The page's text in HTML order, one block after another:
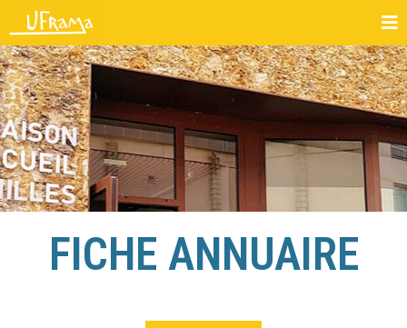
FICHE ANNUAIRE